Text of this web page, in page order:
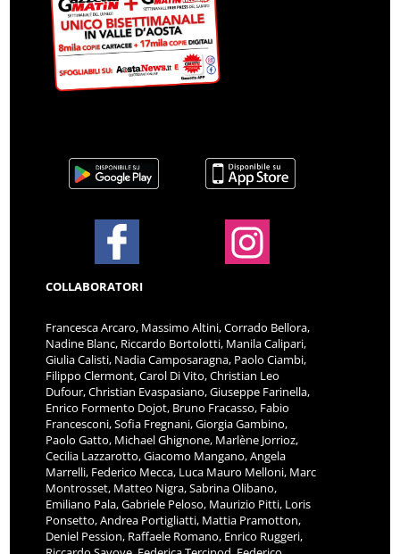
COLLABORATORI
Francesca Arcaro, Massimo Altini, Corrado Bellora,
Nadine Blanc, Riccardo Bortolotti, Manila Calipari,
Giulia Calisti, Nadia Camposaragna, Paolo Ciambi,
Filippo Clermont, Carol Di Vito, Christian Leo
Dufour, Christian Evaspasiano, Giuseppe Farinella,
Enrico Formento Dojot, Bruno Fracasso, Fabio
Francesconi, Sofia Fregnani, Giorgia Gambino,
Paolo Gatto, Michael Ghignone, Marlène Jorrioz,
Cecilia Lazzarotto, Giacomo Mangano, Angela
Marrelli, Federico Mecca, Luca Mauro Melloni, Marc
Montrosset, Matteo Nigra, Sabrina Olibano,
Emiliano Pala, Gabriele Peloso, Maurizio Pitti, Loris
Ponsetto, Andrea Portigliatti, Mattia Pramotton,
Deniel Pession, Raffaele Romano, Enrico Ruggeri,